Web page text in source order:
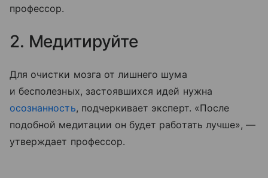
профессор.
2. Медитируйте
Для очистки мозга от лишнего шума
и бесполезных, застоявшихся идей нужна
осознанность, подчеркивает эксперт. «После
подобной медитации он будет работать лучше», —
утверждает профессор.